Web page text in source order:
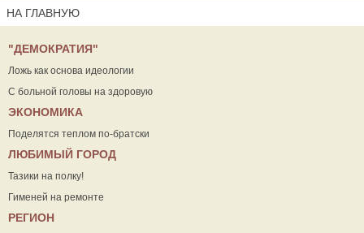
НА ГЛАВНУЮ
"ДЕМОКРАТИЯ"
Ложь как основа идеологии
С больной головы на здоровую
ЭКОНОМИКА
Поделятся теплом по-братски
ЛЮБИМЫЙ ГОРОД
Тазики на полку!
Гименей на ремонте
РЕГИОН